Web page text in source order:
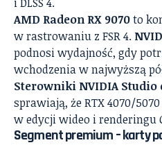
AMD Radeon RX 9070to
w rastrowaniu z FSR 4.
podnosi wydajność, gdy
wchodzenia w najwyższą
Sterowniki NVIDIA Studio
sprawiają, że RTX 4070/
w edycji wideo i renderingu
Segment premium – karty